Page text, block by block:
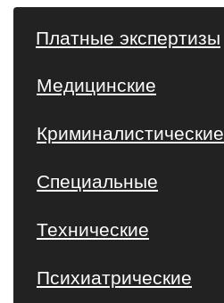
Платные экспертизы
Медицинские
Криминалистические
Специальные
Технические
Психиатрические